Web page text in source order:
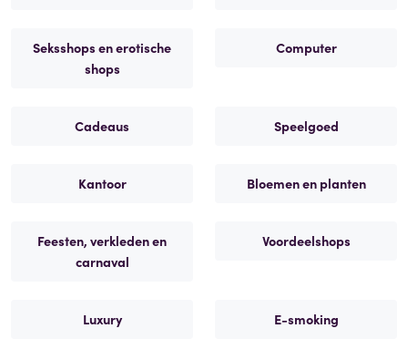
Seksshops en erotische
shops
Computer
Cadeaus Speelgoed
Kantoor Bloemen en planten
Feesten, verkleden en
carnaval
Voordeelshops
Luxury E-smoking